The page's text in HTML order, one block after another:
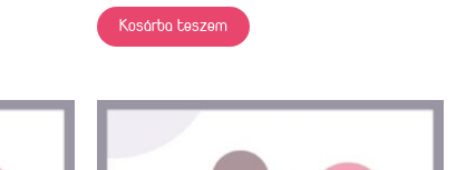
Kosárba teszem